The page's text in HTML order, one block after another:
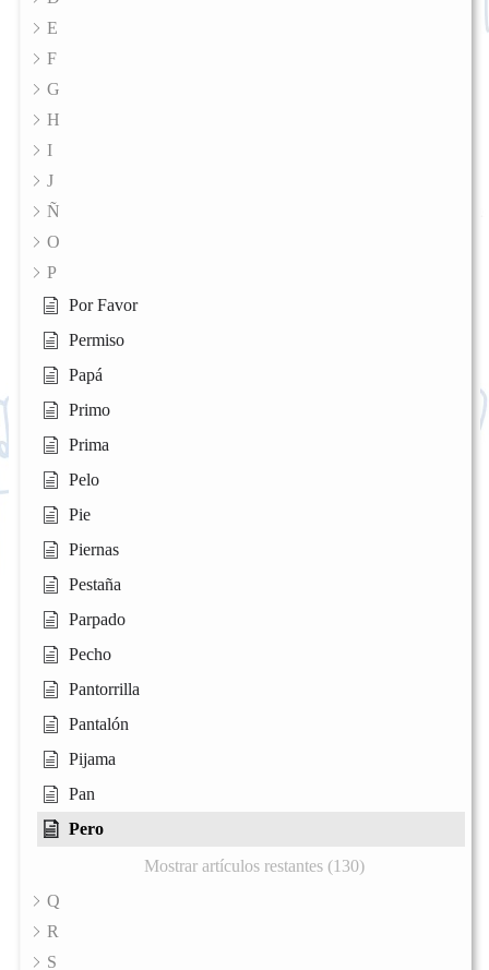
E
F
G
H
I
J
Ñ
O
P
Por Favor
Permiso
Papá
Primo
Prima
Pelo
Pie
Piernas
Pestaña
Parpado
Pecho
Pantorrilla
Pantalón
Pijama
Pan
Pero
Mostrar artículos restantes (130)
Q
R
S